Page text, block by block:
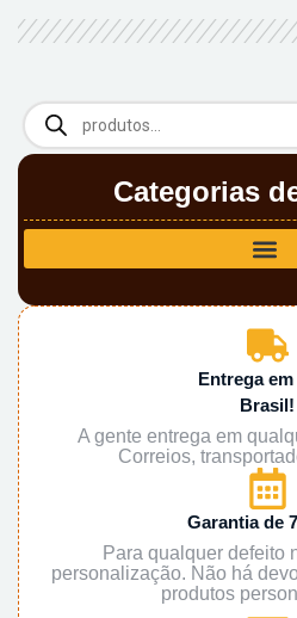
Categorias
Entrega
Brasil!
A gente entrega em
Correios,
Garantia de
Para qualquer defeito
personalização. Não há
produtos